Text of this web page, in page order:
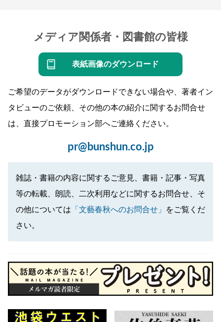
メディア関係者・図書館の皆様
表紙画像のダウンロード
ご希望のデータがダウンロードできない場合や、著者イン
タビューのご依頼、その他の本の紹介に関するお問合せ
は、直接プロモーション部へご連絡ください。
pr@bunshun.co.jp
雑誌・書籍の内容に関するご意見、書籍・記事・写真
等の転載、朗読、二次利用などに関するお問合せ、そ
の他については 「文藝春秋へのお問合せ」
をご覧くだ
さい。